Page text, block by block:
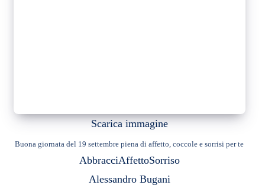
Scarica immagine
Buona giornata del 19 settembre piena di affetto, coccole e sorrisi per te
AbbracciAffettoSorriso
Alessandro Bugani